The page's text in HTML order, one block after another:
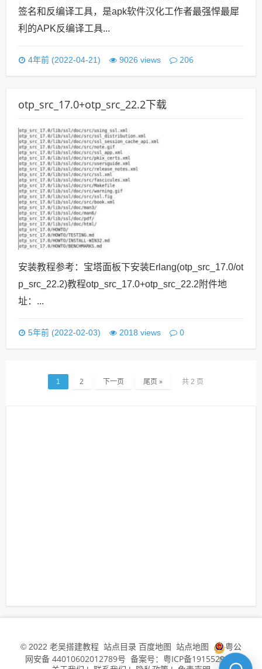
签名和反编译工具，是apk软件汉化工作者最强悍最犀
利的APK反编译工具...
4年前 (2022-04-21) 9026 views 206
otp_src_17.0+otp_src_22.2下载
安装教程参考：宝塔面板下安装Erlang(otp_src_17.0/ot
p_src_22.2)教程otp_src_17.0+otp_src_22.2附件地
址：...
5年前 (2022-02-03) 2018 views 0
1 2 下一页 尾页 » 共 2 页
© 2022 老吴搭建教程 站点目录 百度地图 站点地图
粤公
网安备 44010602012789号 备案号：粤ICP备19155294号